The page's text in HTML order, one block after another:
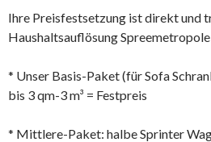
Ihre Preisfestsetzung ist direkt und
Haushaltsauflösung
* Unser Basis-Paket (für Sofa
bis 3 qm-3 m³ = Festpreis
* Mittlere-Paket: halbe Sprinter